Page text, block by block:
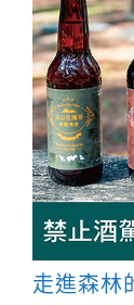
走進森林